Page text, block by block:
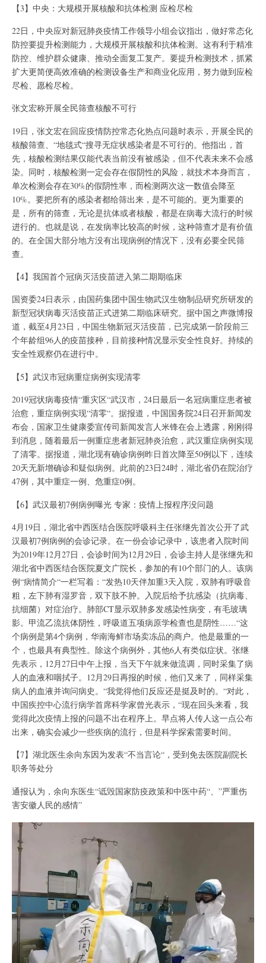
【3】中央：大规模开展核酸和抗体检测 应检尽检
22日，中央应对新冠肺炎疫情工作领导小组会议指出，做好常态化
防控要提升检测能力，大规模开展核酸和抗体检测。这有利于精准
防控、维护群众健康、推动全面复工复产。要提升检测技术，抓紧
扩大更简便高效准确的检测设备生产和商业化应用，努力做到应检
尽检、愿检尽检。
张文宏称开展全民筛查核酸不可行
19日，张文宏在回应疫情防控常态化热点问题时表示，开展全民的
核酸筛查、“地毯式“搜寻无症状感染者是不可行的。他指出，首
先，核酸检测结果仅能代表当前没有被感染，但不代表未来不会感
染。同时，核酸检测一定会存在假阴性的风险，就技术本身而言，
单次检测会存在30%的假阴性率，而检测两次这一数值会降至
10%。要把所有的感染者都给筛出来，是不可能的。更为重要的
是，所有的筛查，无论是抗体或者核酸，都是在病毒大流行的时候
进行的。也就是说，在发病率比较高的时候，这种筛查才是有价值
的。在全国大部分地方没有出现病例的情况下，没有必要全民筛
查。
【4】我国首个冠病灭活疫苗进入第二期期临床
国资委24日表示，由国药集团中国生物武汉生物制品研究所研发的
新型冠状病毒灭活疫苗正式进第二期临床研究。据中国之声微博报
道，截至4月23日，中国生物新冠灭活疫苗，已完成第一阶段前三
个年龄组96人的疫苗接种，目前接种情况显示安全性良好。持续的
安全性观察仍在进行中。
【5】武汉市冠病重症病例实现清零
2019冠状病毒疫情“重灾区“武汉市，24日最后一名冠病重症患者被
治愈，重症病例实现“清零“。据报道，中国国务院24日召开新闻发
布会，国家卫生健康委宣传司新闻发言人米锋在会上透露，刚刚得
到消息，随着最后一例重症患者新冠肺炎治愈，武汉重症病例实现
了清零。据报道，湖北现有确诊病例昨日首次降至50例以下，连续
20天无新增确诊和疑似病例。此前的23日24时，湖北省仍在院治疗
47例，其中重症一例、危重症0例。
【6】武汉最初7例病例曝光 专家：疫情上报程序没问题
4月19日，湖北省中西医结合医院呼吸科主任张继先首次公开了武
汉最初7例病例的会诊记录。在一份会诊记录中，该患者入院时间
为2019年12月27日，会诊时间为12月29日，会诊主持人是张继先和
湖北省中西医结合医院夏文广院长，参加的有10个部门的人。该病
例“病情简介“一栏写着：“发热10天伴加重3天入院，双肺有呼吸音
粗，左下肺有湿罗音，双下肢不肿。入院后给予抗感染（抗病毒、
抗细菌）对症治疗。肺部CT显示双肺多发感染性病变，有毛玻璃
影。甲流乙流抗体阴性，呼吸道五项病原学检查也是阴性……“这
个病例是第4个病例，华南海鲜市场卖冻品的商户。他是最重的一
个，也最具有典型性。除这个病例外，其他6人有类似症状。张继
先表示，12月27日中午上报，当天下午就来做流调，同时采集了病
人的血液和咽拭子。12月29日再报的时候，他们又来了，同样采集
病人的血液并询问病史。“我觉得他们反应还是挺及时的。“对此，
中国疾控中心流行病学首席科学家曾光表示，“现在回头来看，我
觉得此次疫情上报的问题不出在程序上。早点将人传人这一点公布
出来，确实会减少一些疾病的流行，但是科学探索需要时间。
【7】湖北医生余向东因为发表“不当言论“，受到免去医院副院长
职务等处分
通报认为，余向东医生“诋毁国家防疫政策和中医中药“、”严重伤
害安徽人民的感情”